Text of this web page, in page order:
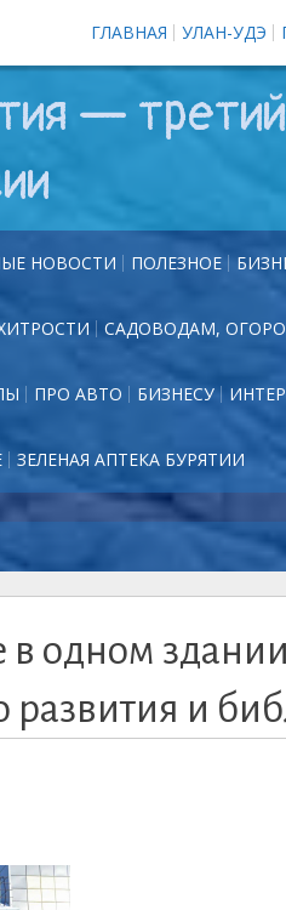
ГЛАВНАЯ УЛАН-УДЭ
—
НОВОСТИ ПОЛЕЗНОЕ
САДОВОДАМ,
ПРО АВТО БИЗНЕСУ
ЗЕЛЕНАЯ АПТЕКА БУРЯТИИ
в одном
развития и